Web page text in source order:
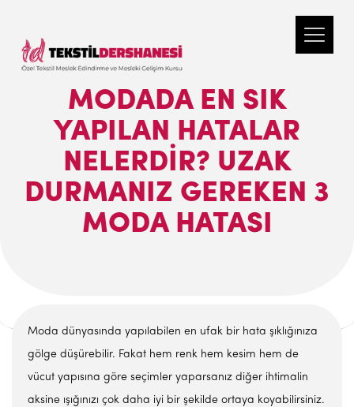
MODADA EN SIK
YAPILAN HATALAR
NELERDIR? UZAK
DURMANIZ GEREKEN 3
MODA HATASI
Moda dünyasında yapılabilen en ufak bir hata şıklığınıza
gölge düşürebilir. Fakat hem renk hem kesim hem de
vücut yapısına göre seçimler yaparsanız diğer ihtimalin
aksine ışığınızı çok daha iyi bir şekilde ortaya koyabilirsiniz.